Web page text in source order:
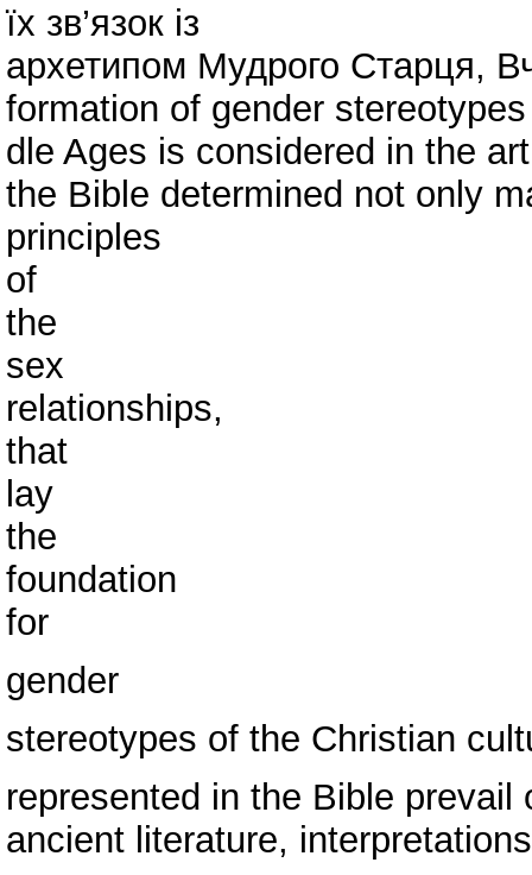
їх зв’язок із
архетипом Мудрого Старця,
formation of gender
dle Ages is considered in the
the Bible determined not only
principles
of
the
sex
relationships,
that
lay
the
foundation
for
gender
stereotypes of the Christian
represented in the Bible prevail
ancient literature,